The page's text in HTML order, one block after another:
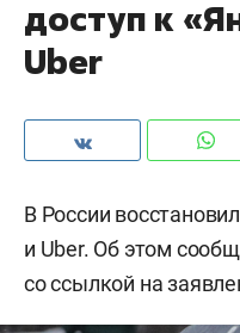
доступ к
Uber
В России
и Uber. Об этом
со ссылкой на